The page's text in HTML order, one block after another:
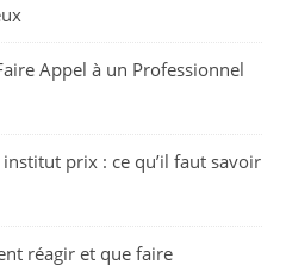
Appel à un Professionnel
prix : ce qu’il faut savoir
réagir et que faire